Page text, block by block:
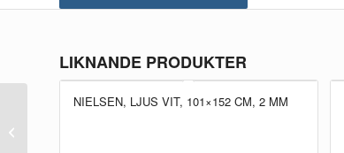
LIKNANDE PRODUKTER
NIELSEN, LJUS VIT, 101×152 CM, 2 MM